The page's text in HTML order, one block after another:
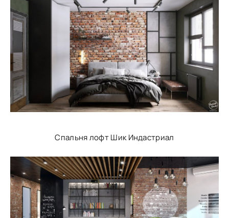
Спальня лофт Шик Индастриал